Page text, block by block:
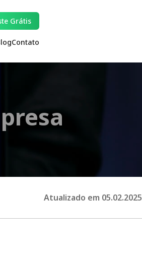
Grátis
Contato
Atualizado em 05.02.2025